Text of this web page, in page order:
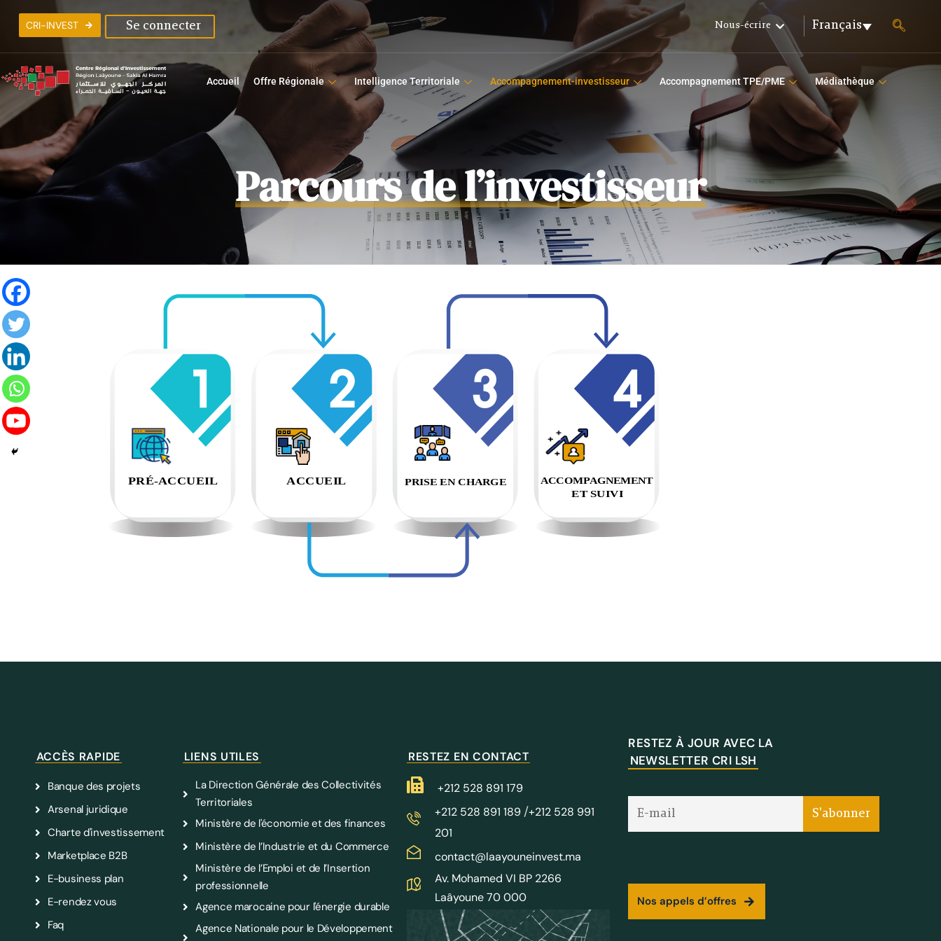
CRI-INVEST Se connecter Nous-écrire Français
Accueil Offre Régionale Intelligence Territoriale Accompagnement-investisseur Accompagnement TPE/PME Médiathèque
Parcours de l’investisseur
PRÉ-ACCUEIL ACCUEIL PRISE EN CHARGE ACCOMPAGNEMENT
           ET SUIVI
ACCÈS RAPIDE
Banque des projets
Arsenal juridique
Charte d'investissement
Marketplace B2B
E-business plan
E-rendez vous
Faq
LIENS UTILES
La Direction Générale des Collectivités
Territoriales
Ministère de l'économie et des finances
Ministère de l’Industrie et du Commerce
Ministère de l’Emploi et de l’Insertion
professionnelle
Agence marocaine pour l'énergie durable
Agence Nationale pour le Développement
RESTEZ EN CONTACT
+212 528 891 179
+212 528 891 189 /+212 528 991
201
contact@laayouneinvest.ma
Av. Mohamed VI BP 2266
Laâyoune 70 000
RESTEZ À JOUR AVEC LA
NEWSLETTER CRI LSH
Nos appels d’offres